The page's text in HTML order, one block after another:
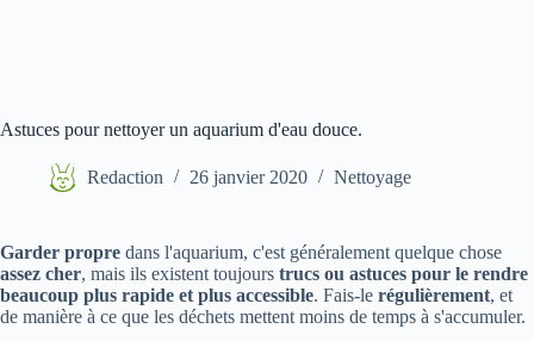
Astuces pour nettoyer un aquarium d'eau douce.
Redaction 26 janvier 2020 Nettoyage
Garder propre dans l'aquarium, c'est généralement quelque chose
assez cher, mais ils existent toujours trucs ou astuces pour le rendre
beaucoup plus rapide et plus accessible. Fais-le régulièrement, et
de manière à ce que les déchets mettent moins de temps à s'accumuler.